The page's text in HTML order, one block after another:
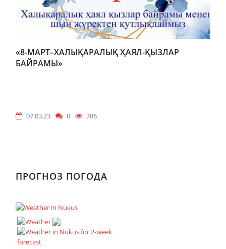
«8-МАРТ–ХАЛЫҚАРАЛЫҚ ҲАЯЛ-ҚЫЗЛАР
БАЙРАМЫ»
07.03.23 0 786
ПРОГНОЗ ПОГОДА